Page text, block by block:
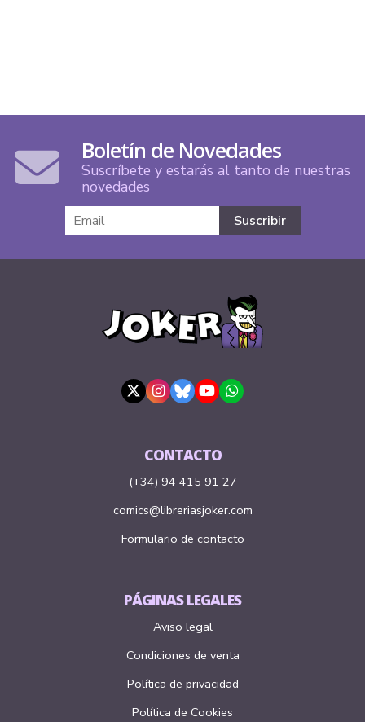
Boletín de Novedades
Suscríbete y estarás al tanto de nuestras
novedades
CONTACTO
(+34) 94 415 91 27
comics@libreriasjoker.com
Formulario de contacto
PÁGINAS LEGALES
Aviso legal
Condiciones de venta
Política de privacidad
Política de Cookies